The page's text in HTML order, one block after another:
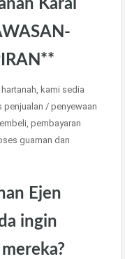
Karai
kami sedia
/ penyewaan
pembayaran
guaman dan
Ejen
ingin